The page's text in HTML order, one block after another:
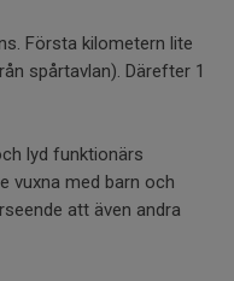
Första kilometern lite
spårtavlan). Därefter 1
lyd funktionärs
vuxna med barn och
att även andra